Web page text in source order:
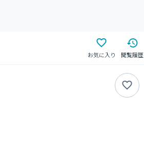
お気に入り 閲覧履歴